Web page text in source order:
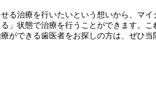
る治療を行いたいという想いから、マ
」状態で治療を行うことができます。
ができる歯医者をお探しの方は、ぜひ当